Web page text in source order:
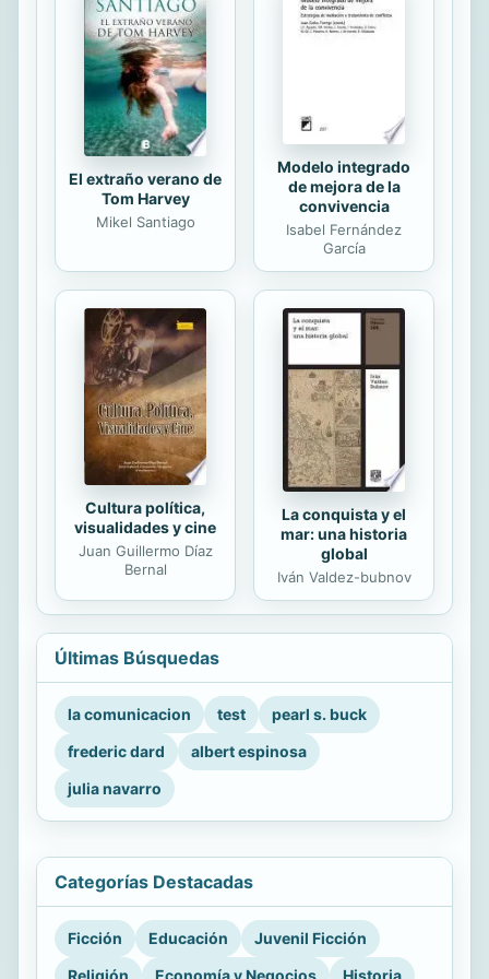
problema de la oralidad o escritura
es, en realidad, un problema de
coordinación y combinación de
elementos escritos y orales en el
desarrollo del...
El extraño verano de
Tom Harvey
Mikel Santiago
Modelo integrado
de mejora de la
convivencia
Isabel Fernández
García
Cultura política,
visualidades y cine
Juan Guillermo Díaz
Bernal
La conquista y el
mar: una historia
global
Iván Valdez-bubnov
Últimas Búsquedas
la comunicacion test
pearl s. buck
frederic dard
albert espinosa
julia navarro
Categorías Destacadas
Ficción Educación
Juvenil Ficción